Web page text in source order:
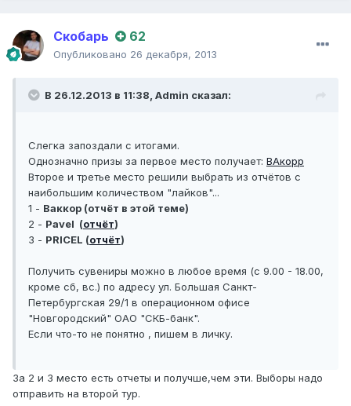
Скобарь 62
Опубликовано 26 декабря, 2013
В 26.12.2013 в 11:38, Admin сказал:
Слегка запоздали с итогами.
Однозначно призы за первое место получает: ВАкорр
Второе и третье место решили выбрать из отчётов с
наибольшим количеством "лайков"...
1 - Ваккор (отчёт в этой теме)
2 - Pavel (отчёт)
3 - PRICEL (отчёт)
Получить сувениры можно в любое время (с 9.00 - 18.00,
кроме сб, вс.) по адресу ул. Большая Санкт-
Петербургская 29/1 в операционном офисе
"Новгородский" ОАО "СКБ-банк".
Если что-то не понятно , пишем в личку.
За 2 и 3 место есть отчеты и получше,чем эти. Выборы надо
отправить на второй тур.